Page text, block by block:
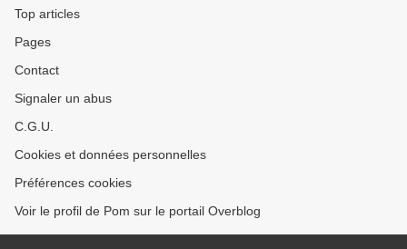
Top articles
Pages
Contact
Signaler un abus
C.G.U.
Cookies et données personnelles
Préférences cookies
Voir le profil de Pom sur le portail Overblog